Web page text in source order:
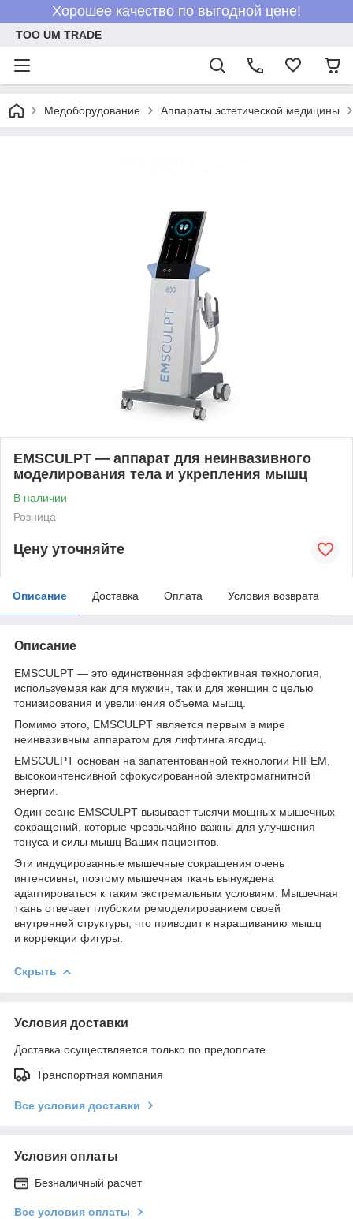
Хорошее качество по выгодной цене!
ТОО UM TRADE
Медоборудование Аппараты эстетической медицины
EMSCULPT — аппарат для неинвазивного
моделирования тела и укрепления мышц
В наличии
Розница
Цену уточняйте
Описание Доставка Оплата Условия возврата
Описание
EMSCULPT — это единственная эффективная технология,
используемая как для мужчин, так и для женщин с целью
тонизирования и увеличения объема мышц.
Помимо этого, EMSCULPT является первым в мире
неинвазивным аппаратом для лифтинга ягодиц.
EMSCULPT основан на запатентованной технологии HIFEM,
высокоинтенсивной сфокусированной электромагнитной
энергии.
Один сеанс EMSCULPT вызывает тысячи мощных мышечных
сокращений, которые чрезвычайно важны для улучшения
тонуса и силы мышц Ваших пациентов.
Эти индуцированные мышечные сокращения очень
интенсивны, поэтому мышечная ткань вынуждена
адаптироваться к таким экстремальным условиям. Мышечная
ткань отвечает глубоким ремоделированием своей
внутренней структуры, что приводит к наращиванию мышц
и коррекции фигуры.
Скрыть
Условия доставки
Доставка осуществляется только по предоплате.
Транспортная компания
Все условия доставки
Условия оплаты
Безналичный расчет
Все условия оплаты